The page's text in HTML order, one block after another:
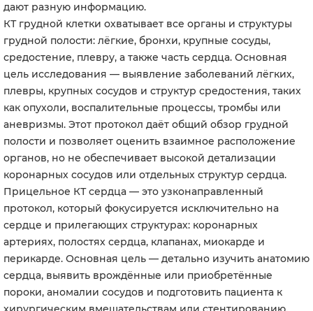
дают разную информацию.
КТ грудной клетки охватывает все органы и структуры
грудной полости: лёгкие, бронхи, крупные сосуды,
средостение, плевру, а также часть сердца. Основная
цель исследования — выявление заболеваний лёгких,
плевры, крупных сосудов и структур средостения, таких
как опухоли, воспалительные процессы, тромбы или
аневризмы. Этот протокол даёт общий обзор грудной
полости и позволяет оценить взаимное расположение
органов, но не обеспечивает высокой детализации
коронарных сосудов или отдельных структур сердца.
Прицельное КТ сердца — это узконаправленный
протокол, который фокусируется исключительно на
сердце и прилегающих структурах: коронарных
артериях, полостях сердца, клапанах, миокарде и
перикарде. Основная цель — детально изучить анатомию
сердца, выявить врождённые или приобретённые
пороки, аномалии сосудов и подготовить пациента к